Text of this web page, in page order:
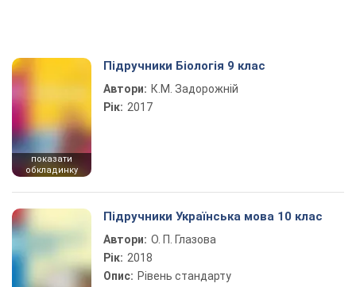
показати
обкладинку
Підручники Біологія 9 клас
Автори: К.М. Задорожній
Рік: 2017
Підручники Українська мова 10 клас
Автори: О. П. Глазова
Рік: 2018
Опис: Рівень стандарту